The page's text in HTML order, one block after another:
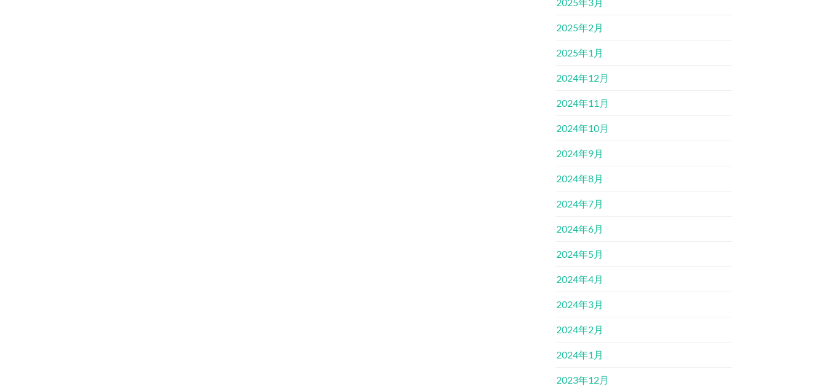
2025年3月
2025年2月
2025年1月
2024年12月
2024年11月
2024年10月
2024年9月
2024年8月
2024年7月
2024年6月
2024年5月
2024年4月
2024年3月
2024年2月
2024年1月
2023年12月